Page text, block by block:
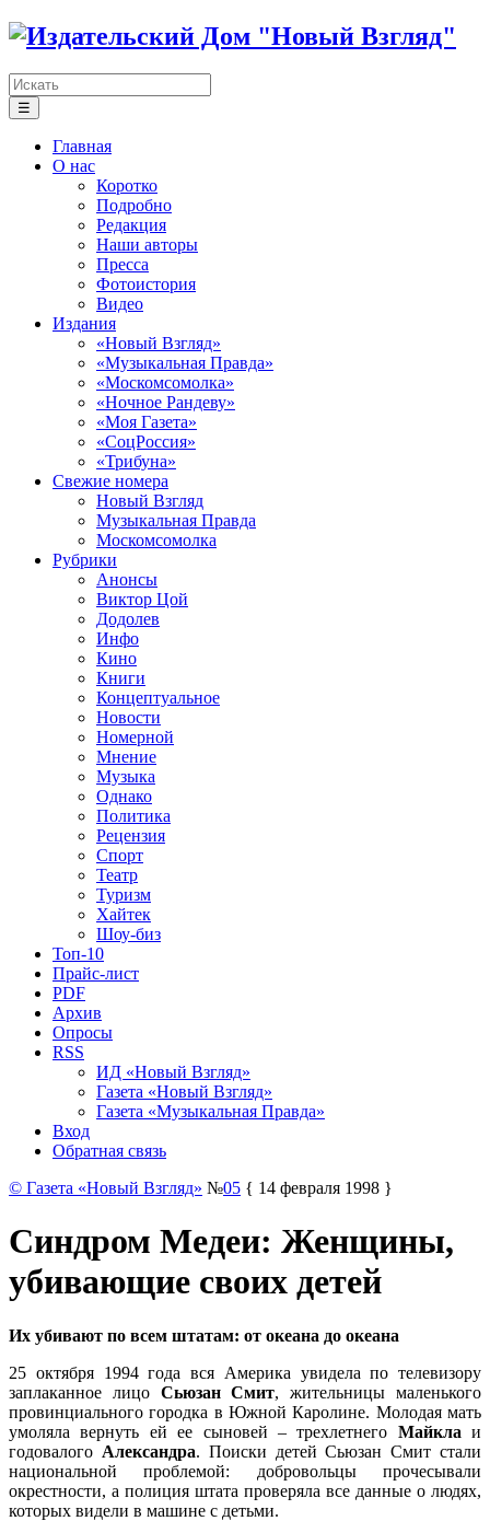
☰
Главная
О нас
Коротко
Подробно
Редакция
Наши авторы
Пресса
Фотоистория
Видео
Издания
«Новый Взгляд»
«Музыкальная Правда»
«Москомсомолка»
«Ночное Рандеву»
«Моя Газета»
«СоцРоссия»
«Трибуна»
Свежие номера
Новый Взгляд
Музыкальная Правда
Москомсомолка
Рубрики
Анонсы
Виктор Цой
Додолев
Инфо
Кино
Книги
Концептуальное
Новости
Номерной
Мнение
Музыка
Однако
Политика
Рецензия
Спорт
Театр
Туризм
Хайтек
Шоу-биз
Топ-10
Прайс-лист
PDF
Архив
Опросы
RSS
ИД «Новый Взгляд»
Газета «Новый Взгляд»
Газета «Музыкальная Правда»
Вход
Обратная связь
© Газета «Новый Взгляд» №05 { 14 февраля 1998 }
Синдром Медеи: Женщины,
убивающие своих детей
Их убивают по всем штатам: от океана до океана
25 октября 1994 года вся Америка увидела по телевизору
заплаканное лицо Сьюзан Смит, жительницы маленького
провинциального городка в Южной Каролине. Молодая мать
умоляла вернуть ей ее сыновей – трехлетнего Майкла и
годовалого Александра. Поиски детей Сьюзан Смит стали
национальной проблемой: добровольцы прочесывали
окрестности, а полиция штата проверяла все данные о людях,
которых видели в машине с детьми.